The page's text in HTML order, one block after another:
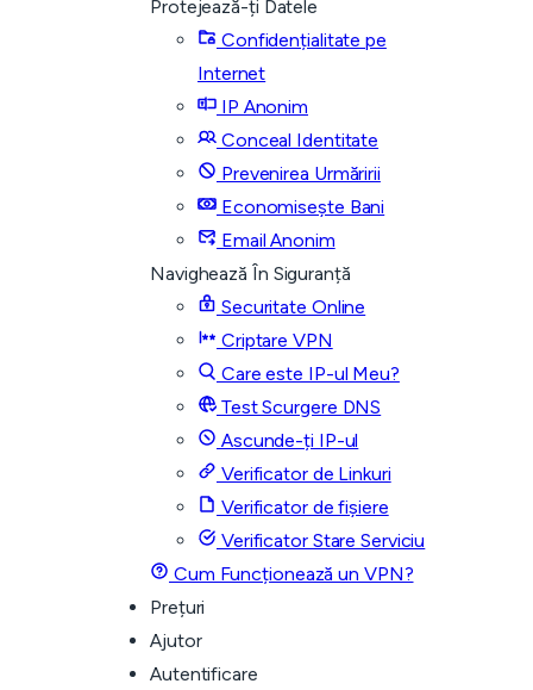
Protejează-ți Datele
Confidențialitate pe
Internet
IP Anonim
Conceal Identitate
Prevenirea Urmăririi
Economisește Bani
Email Anonim
Navighează În Siguranță
Securitate Online
Criptare VPN
Care este IP-ul Meu?
Test Scurgere DNS
Ascunde-ți IP-ul
Verificator de Linkuri
Verificator de fișiere
Verificator Stare Serviciu
Cum Funcționează un VPN?
Prețuri
Ajutor
Autentificare